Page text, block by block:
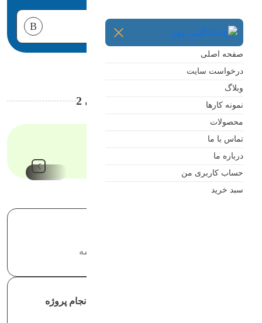
هیچ محصولی در سبد خرید نیست.
صفحه اصلی
درخواست سایت
وبلاگ
نمونه کارها
محصولات
تماس با ما
درباره ما
حساب کاربری من
سبد خرید
خانه نمونه کار فروشگاهی 2
نمونه کار فروشگاهی 2
شرکت تبلیغاتی در فرانسه
سال تولید و مدت زمان انجام پروژه